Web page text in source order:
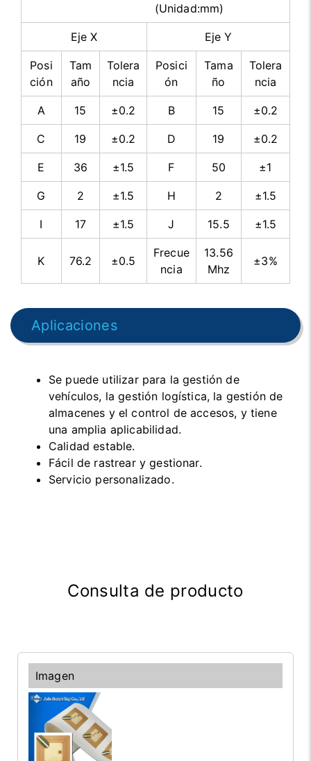
(Unidad:mm)
Eje X Eje Y
Posi
ción
Tam
año
Tolera
ncia
Posici
ón
Tama
ño
Tolera
ncia
A 15 ±0.2 B 15 ±0.2
C 19 ±0.2 D 19 ±0.2
E 36 ±1.5 F 50 ±1
G 2 ±1.5 H 2 ±1.5
I 17 ±1.5 J 15.5 ±1.5
K 76.2 ±0.5
Frecue
ncia
13.56
Mhz
±3%
Aplicaciones
Se puede utilizar para la gestión de
vehículos, la gestión logística, la gestión de
almacenes y el control de accesos, y tiene
una amplia aplicabilidad.
Calidad estable.
Fácil de rastrear y gestionar.
Servicio personalizado.
Consulta de producto